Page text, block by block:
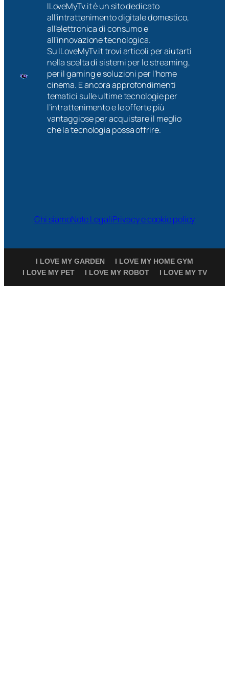
ILoveMyTv.it è un sito dedicato
all’intrattenimento digitale domestico,
all’elettronica di consumo e
all’innovazione tecnologica.
Su ILoveMyTv.it trovi articoli per aiutarti
nella scelta di sistemi per lo streaming,
per il gaming e soluzioni per l’home
cinema. E ancora approfondimenti
tematici sulle ultime tecnologie per
l’intrattenimento e le offerte più
vantaggiose per acquistare il meglio
che la tecnologia possa offrire.
Chi siamoNote LegaliPrivacy e cookie policy
I LOVE MY GARDEN
I LOVE MY HOME GYM
I LOVE MY PET
I LOVE MY ROBOT I LOVE MY TV